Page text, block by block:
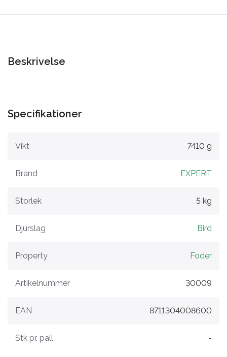
Beskrivelse
Specifikationer
Vikt 7410 g
Brand EXPERT
Storlek 5 kg
Djurslag Bird
Property Foder
Artikelnummer 30009
EAN 8711304008600
Stk pr. pall -